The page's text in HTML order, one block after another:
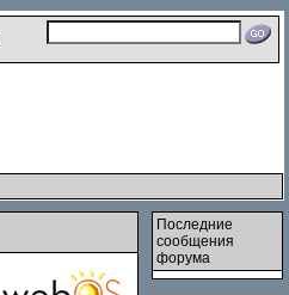
Последние
сообщения
форума